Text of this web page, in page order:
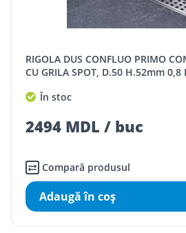
RIGOLA DUS CONFLUO PRIMO COMPACT NET LINE 750,
CU GRILA SPOT, D.50 H.52mm 0,8
În stoc
2494 MDL / buc
Compară produsul
Adaugă în coş